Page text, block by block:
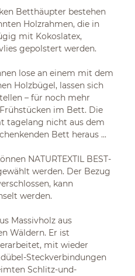
Betthäupter bestehen
Holzrahmen, die in
mit Kokoslatex,
gepolstert werden.
lose an einem mit dem
Holzbügel, lassen sich
– für noch mehr
im Bett. Die
tagelang nicht aus dem
Bett heraus ...
NATURTEXTIL BEST-
werden. Der Bezug
kann
werden.
Massivholz aus
Wäldern. Er ist
mit wieder
Steckverbindungen
Schlitz-und-